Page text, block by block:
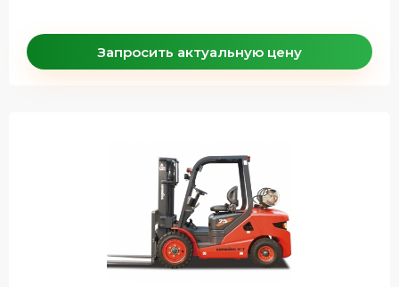
Запросить актуальную цену